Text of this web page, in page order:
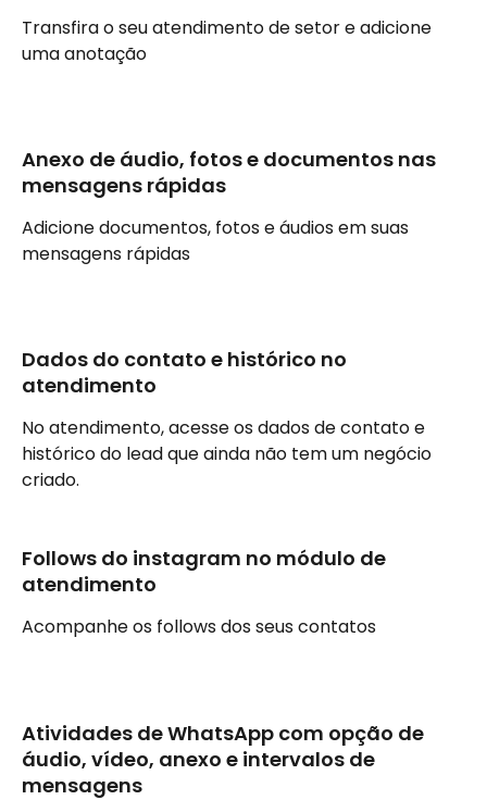
Transfira o seu atendimento de setor e adicione
uma anotação
Anexo de áudio, fotos e documentos nas
mensagens rápidas
Adicione documentos, fotos e áudios em suas
mensagens rápidas
Dados do contato e histórico no
atendimento
No atendimento, acesse os dados de contato e
histórico do lead que ainda não tem um negócio
criado.
Follows do instagram no módulo de
atendimento
Acompanhe os follows dos seus contatos
Atividades de WhatsApp com opção de
áudio, vídeo, anexo e intervalos de
mensagens